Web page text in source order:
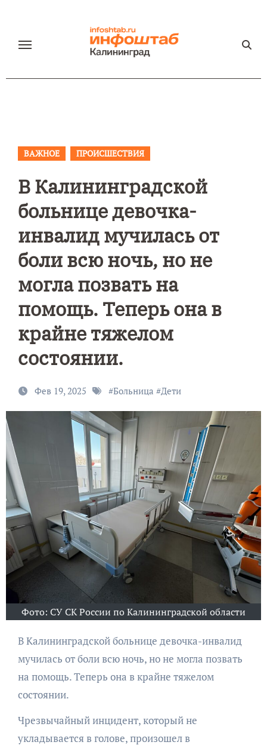
содержанию
ВАЖНОЕ ПРОИСШЕСТВИЯ
В Калининградской
больнице девочка-
инвалид мучилась от
боли всю ночь, но не
могла позвать на
помощь. Теперь она в
крайне тяжелом
состоянии.
Фев 19, 2025 #Больница #Дети
Фото: СУ СК России по Калининградской области
В Калининградской больнице девочка-инвалид
мучилась от боли всю ночь, но не могла позвать
на помощь. Теперь она в крайне тяжелом
состоянии.
Чрезвычайный инцидент, который не
укладывается в голове, произошел в